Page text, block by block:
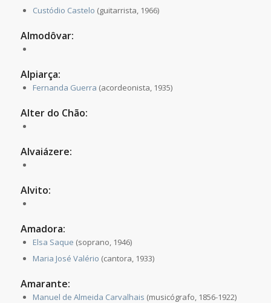
Custódio Castelo (guitarrista, 1966)
Almodôvar:
Alpiarça:
Fernanda Guerra (acordeonista, 1935)
Alter do Chão:
Alvaiázere:
Alvito:
Amadora:
Elsa Saque (soprano, 1946)
Maria José Valério (cantora, 1933)
Amarante:
Manuel de Almeida Carvalhais (musicógrafo, 1856-1922)